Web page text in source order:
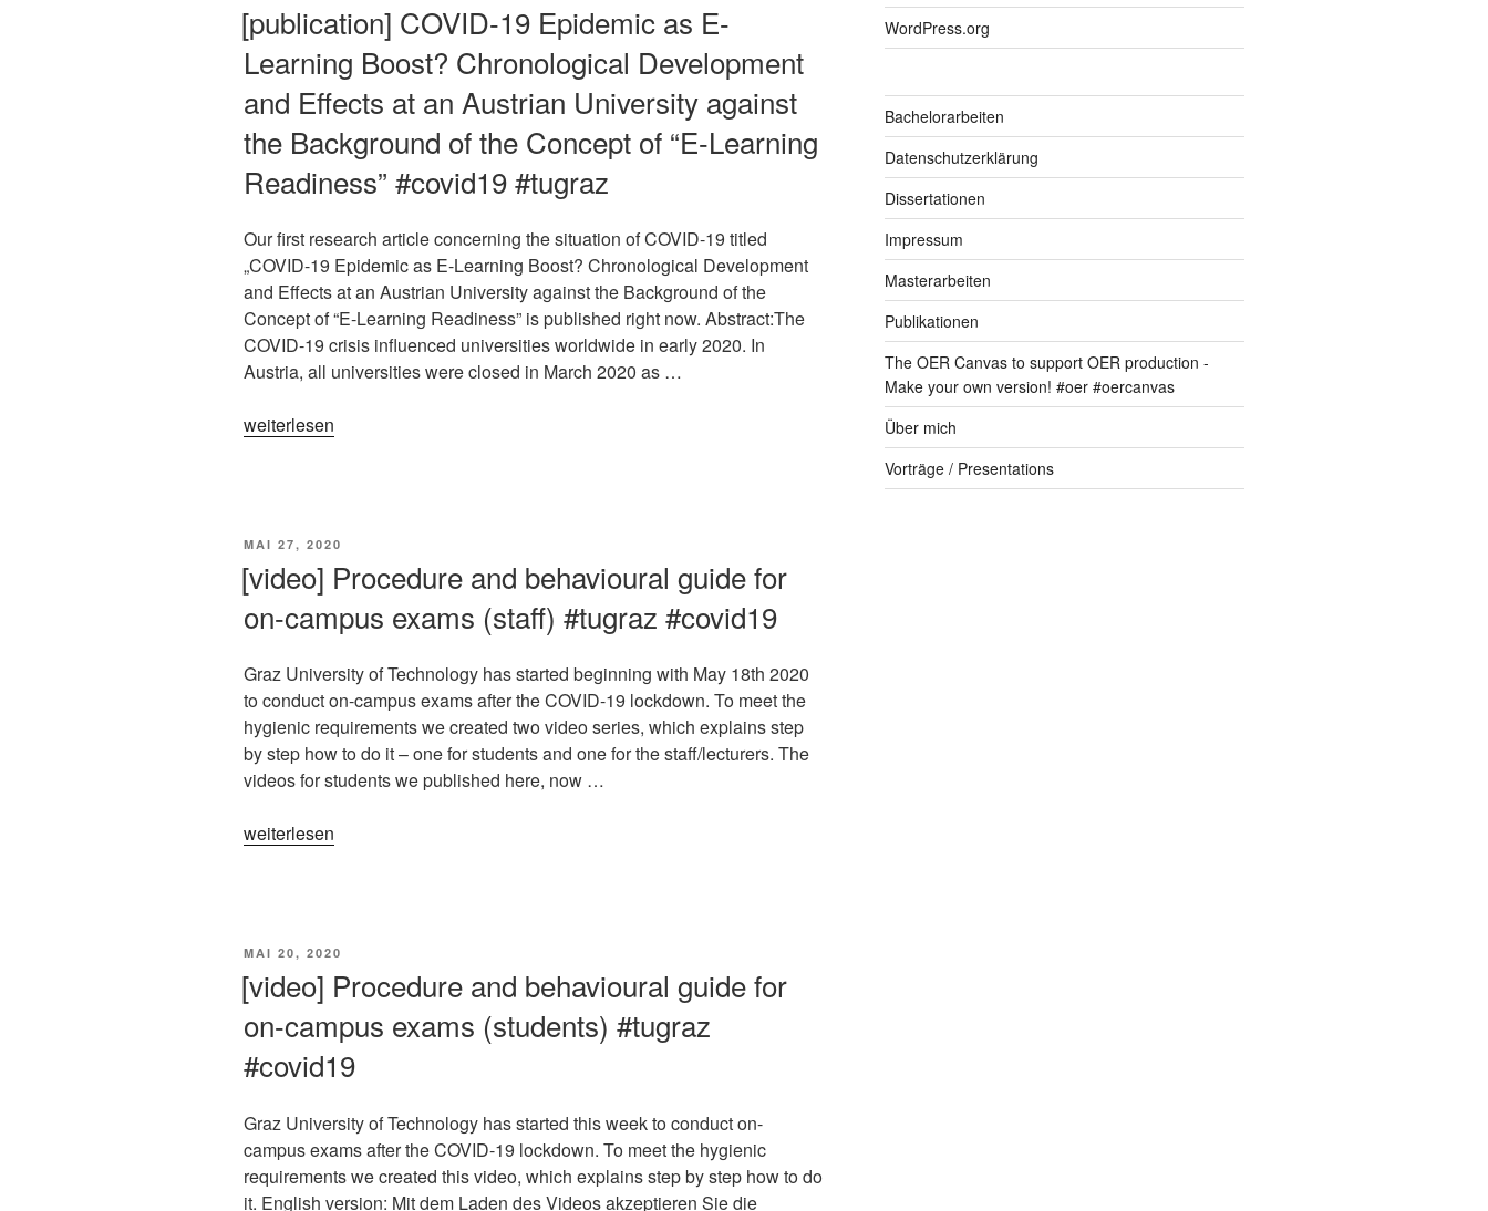
Universities
with
MOOCs
as
OER
–
Teaching
#COVID19
Pandemic.
Stories
from
the
field
#mooc“
[publication] COVID-19 Epidemic as E-
Learning Boost? Chronological Development
and Effects at an Austrian University against
the Background of the Concept of “E-Learning
Readiness” #covid19 #tugraz
Our first research article concerning the situation of COVID-19 titled
„COVID-19 Epidemic as E-Learning Boost? Chronological Development
and Effects at an Austrian University against the Background of the
Concept of “E-Learning Readiness” is published right now. Abstract:The
COVID-19 crisis influenced universities worldwide in early 2020. In
Austria, all universities were closed in March 2020 as …
„[publication]
E-
Learning
Boost?
Chronological
Development
and
Effects
at
an
Austrian
University
against
the
Concept
of
“E-
Learning
#covid19
#tugraz“
weiterlesen
VERÖFFENTLICHT
MAI 27, 2020
[video] Procedure and behavioural guide for
on-campus exams (staff) #tugraz #covid19
Graz University of Technology has started beginning with May 18th 2020
to conduct on-campus exams after the COVID-19 lockdown. To meet the
hygienic requirements we created two video series, which explains step
by step how to do it – one for students and one for the staff/lecturers. The
videos for students we published here, now …
„[video]
for
on-
campus
exams
(staff)
#covid19“
weiterlesen
VERÖFFENTLICHT
MAI 20, 2020
[video] Procedure and behavioural guide for
on-campus exams (students) #tugraz
#covid19
Graz University of Technology has started this week to conduct on-
campus exams after the COVID-19 lockdown. To meet the hygienic
requirements we created this video, which explains step by step how to do
it. English version: Mit dem Laden des Videos akzeptieren Sie die
WordPress.org
Bachelorarbeiten
Datenschutzerklärung
Dissertationen
Impressum
Masterarbeiten
Publikationen
The OER Canvas to support OER production -
Make your own version! #oer #oercanvas
Über mich
Vorträge / Presentations